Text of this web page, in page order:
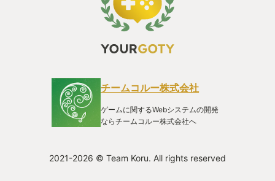
んな感心と喜びが詰まっていた。 世のゲーミングお父さん達が
感じたであろう我が子との触れ合いと成長に出会うことが出来
分の嗜好に子供が一緒に楽しんでくれることが、こんなに嬉し
チームコルー株式会社
ゲームに関するWebシステムの開発
ならチームコルー株式会社へ
2021-2026 © Team Koru. All rights reserved